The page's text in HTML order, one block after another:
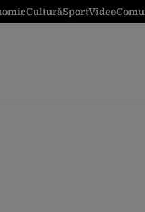
CulturăSportVideo